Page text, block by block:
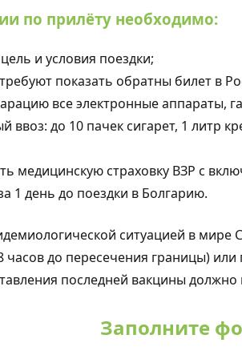
по прилёту необходимо:
и условия поездки;
показать обратны билет в
все электронные аппараты,
ввоз: до 10 пачек сигарет, 1 литр
медицинскую страховку ВЗР с
1 день до поездки в Болгарию.
ситуацией в мире
часов до пересечения границы)
последней вакцины
Заполните